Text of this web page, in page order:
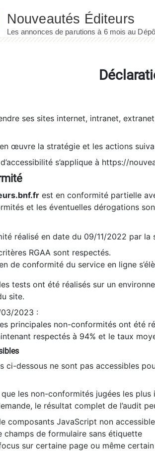
ses sites internet, intranet,
œuvre la stratégie et les actions
s’applique à https://
est en conformité partielle
et les éventuelles dérogations
réalisé en date du 09/11/2022 par
RGAA sont respectés.
de conformité du service en ligne
tests ont été réalisés sur un
site.
2023 :
principales non-conformités ont été
respectés à 94% et le taux
ci-dessous ne sont pas accessibles
les non-conformités jugées les
le résultat complet de l’audit
composants JavaScript non
champs de formulaire sans étiquette
sur certaine page ou même